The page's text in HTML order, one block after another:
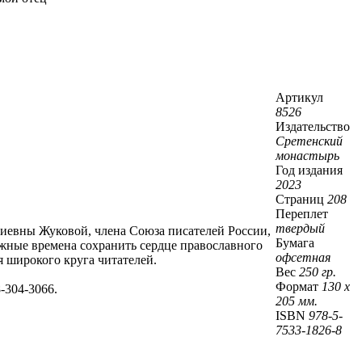
Жуковой, члена Союза писателей России,
времена сохранить сердце православного
круга читателей.
3066.
Артикул
8526
Издательство
Сретенский
монастырь
Год издания
2023
Страниц 208
Переплет
твердый
Бумага
офсетная
Вес 250 гр.
Формат 130 х
205 мм.
ISBN 978-5-
7533-1826-8